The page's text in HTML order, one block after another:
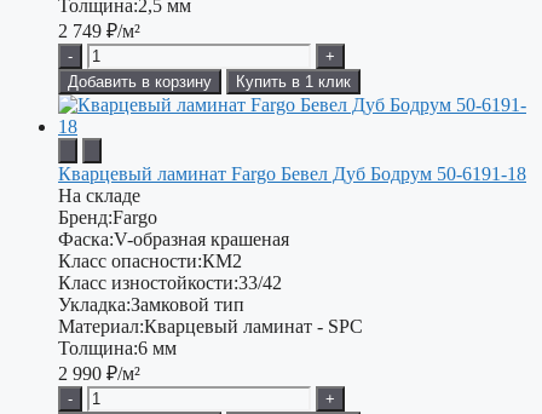
Толщина:2,5 мм
2 749 ₽/м²
-
+
Добавить в корзину
Купить в 1 клик
Кварцевый ламинат Fargo Бевел Дуб Бодрум 50-6191-18
На складе
Бренд:Fargo
Фаска:V-образная крашеная
Класс опасности:КМ2
Класс изностойкости:33/42
Укладка:Замковой тип
Материал:Кварцевый ламинат - SPC
Толщина:6 мм
2 990 ₽/м²
-
+